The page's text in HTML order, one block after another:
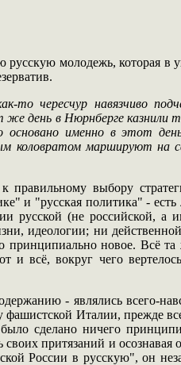
молодежь, которая в
чересчур навязчиво
же день в Нюрнберге казнили
основано именно в этот
коловратом маршируют на
правильному выбору
и "русская политика" - есть
русской (не российской, а
идеологии; ни
принципиально новое. Всё
всё, вокруг чего вертелось
- являлись всего-
Италии, прежде
сделано ничего
притязаний и осознавая
России в русскую", он